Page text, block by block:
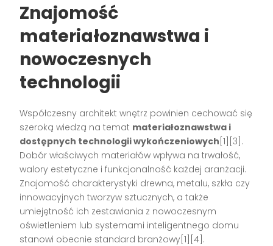
Znajomość
materiałoznawstwa i
nowoczesnych
technologii
Współczesny architekt wnętrz powinien cechować się
szeroką wiedzą na temat materiałoznawstwa i
dostępnych technologii wykończeniowych [1][3].
Dobór właściwych materiałów wpływa na trwałość,
walory estetyczne i funkcjonalność każdej aranżacji.
Znajomość charakterystyki drewna, metalu, szkła czy
innowacyjnych tworzyw sztucznych, a także
umiejętność ich zestawiania z nowoczesnym
oświetleniem lub systemami inteligentnego domu
stanowi obecnie standard branżowy[1][4].